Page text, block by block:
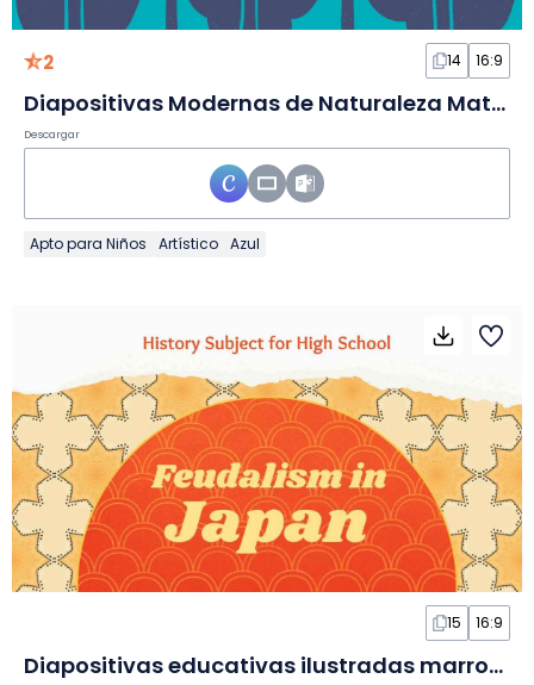
2 14 16:9
Diapositivas Modernas de Naturaleza Matisse
Descargar
Apto para Niños Artístico Azul
15 16:9
Diapositivas educativas ilustradas marrones sobre feudalismo en Japón